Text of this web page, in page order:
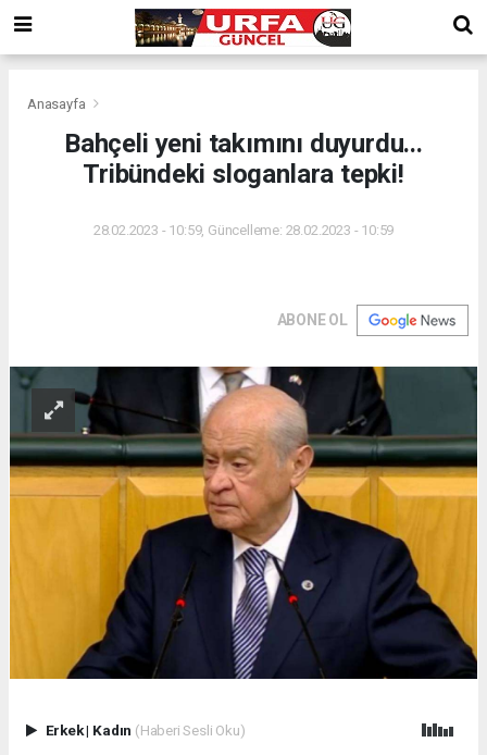
Anasayfa
Bahçeli yeni takımını duyurdu...
Tribündeki sloganlara tepki!
28.02.2023 - 10:59, Güncelleme: 28.02.2023 - 10:59
ABONE OL
Erkek| Kadın (Haberi Sesli Oku)